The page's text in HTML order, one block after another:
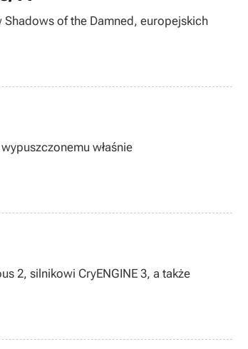
of the Damned, europejskich
właśnie
2, silnikowi CryENGINE 3, a także